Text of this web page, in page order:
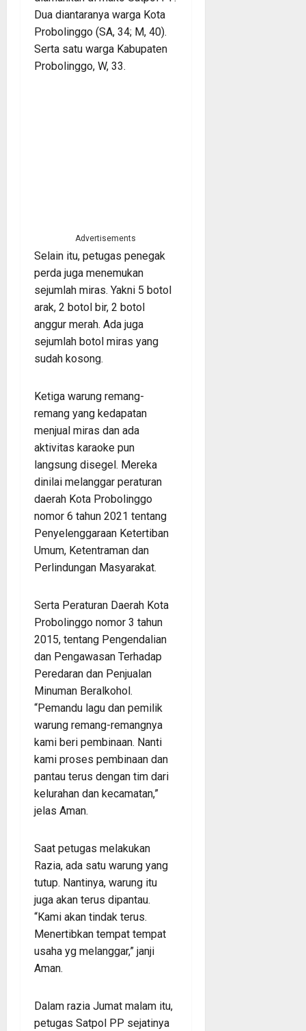
Dua diantaranya warga Kota
Probolinggo (SA, 34; M, 40).
Serta satu warga Kabupaten
Probolinggo, W, 33.
Advertisements
Selain itu, petugas penegak
perda juga menemukan
sejumlah miras. Yakni 5 botol
arak, 2 botol bir, 2 botol
anggur merah. Ada juga
sejumlah botol miras yang
sudah kosong.
Ketiga warung remang-
remang yang kedapatan
menjual miras dan ada
aktivitas karaoke pun
langsung disegel. Mereka
dinilai melanggar peraturan
daerah Kota Probolinggo
nomor 6 tahun 2021 tentang
Penyelenggaraan Ketertiban
Umum, Ketentraman dan
Perlindungan Masyarakat.
Serta Peraturan Daerah Kota
Probolinggo nomor 3 tahun
2015, tentang Pengendalian
dan Pengawasan Terhadap
Peredaran dan Penjualan
Minuman Beralkohol.
“Pemandu lagu dan pemilik
warung remang-remangnya
kami beri pembinaan. Nanti
kami proses pembinaan dan
pantau terus dengan tim dari
kelurahan dan kecamatan,”
jelas Aman.
Saat petugas melakukan
Razia, ada satu warung yang
tutup. Nantinya, warung itu
juga akan terus dipantau.
“Kami akan tindak terus.
Menertibkan tempat tempat
usaha yg melanggar,” janji
Aman.
Dalam razia Jumat malam itu,
petugas Satpol PP sejatinya